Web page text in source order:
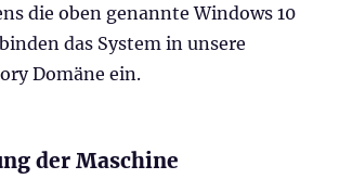
die oben genannte Windows 10
das System in unsere
Domäne ein.
der Maschine